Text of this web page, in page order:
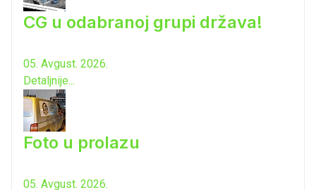
CG u odabranoj grupi država!
05. Avgust. 2026.
Detaljnije...
Foto u prolazu
05. Avgust. 2026.